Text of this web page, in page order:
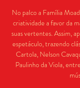
No palco a Família
criatividade a favor da
suas vertentes. Assim,
espetáculo, trazendo
Cartola, Nelson
Paulinho da Viola,